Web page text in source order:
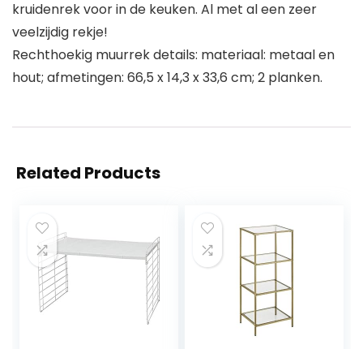
kruidenrek voor in de keuken. Al met al een zeer
veelzijdig rekje!
Rechthoekig muurrek details: materiaal: metaal en
hout; afmetingen: 66,5 x 14,3 x 33,6 cm; 2 planken.
Related Products